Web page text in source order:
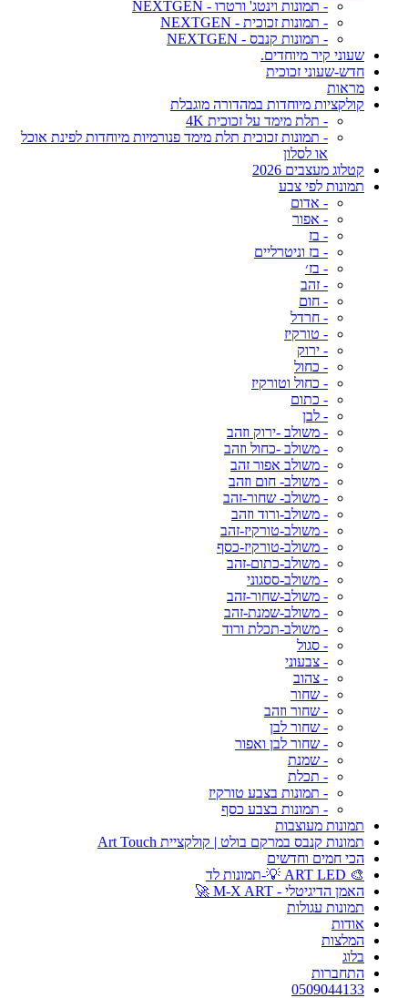
- תמונות וינטג' ורטרו - NEXTGEN
- תמונות זכוכית - NEXTGEN
- תמונות קנבס - NEXTGEN
שעוני קיר מיוחדים.
חדש-שעוני זכוכית
מראות
קולקציות מיוחדות במהדורה מוגבלת
- תלת מימד על זכוכית 4K
- תמונות זכוכית תלת מימד פנורמיות מיוחדות לפינת אוכל
או לסלון
קטלוג מעצבים 2026
תמונות לפי צבע
- אדום
- אפור
- בז
- בז וניטרליים
- בז׳
- זהב
- חום
- חרדל
- טורקיז
- ירוק
- כחול
- כחול וטורקיז
- כתום
- לבן
- משולב -ירוק וזהב
- משולב -כחול וזהב
- משולב אפור זהב
- משולב- חום וזהב
- משולב- שחור-זהב
- משולב-ורוד וזהב
- משולב-טורקיז-זהב
- משולב-טורקיז-כסף
- משולב-כתום-זהב
- משולב-ססגוני
- משולב-שחור-זהב
- משולב-שמנת-זהב
- משולב-תכלת ורוד
- סגול
- צבעוני
- צהוב
- שחור
- שחור וזהב
- שחור לבן
- שחור לבן ואפור
- שמנת
- תכלת
- תמונות בצבע טורקיז
- תמונות בצבע כסף
תמונות מעוצבות
תמונות קנבס במרקם בולט | קולקציית Art Touch
הכי חמים וחדשים
🎨 ART LED 💡-תמונות לד
האמן הדיגיטלי - M-X ART 🚀
תמונות עגולות
אודות
המלצות
בלוג
התחברות
0509044133